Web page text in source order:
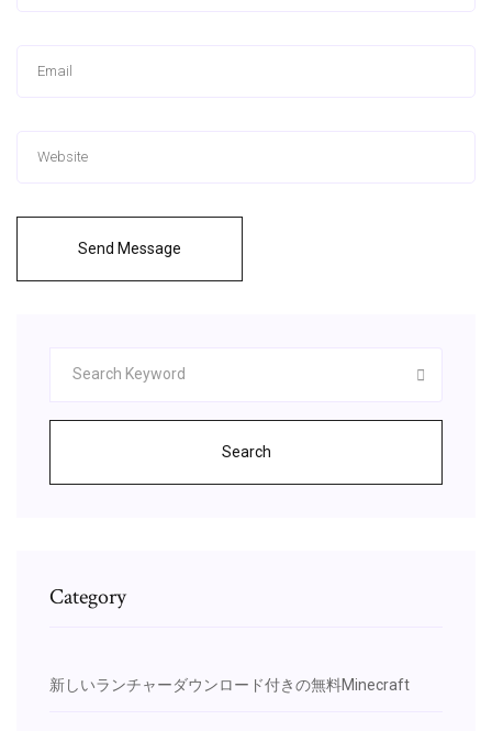
Send Message
Search
Category
新しいランチャーダウンロード付きの無料Minecraft